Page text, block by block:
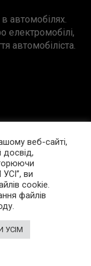
автомобілях.
електромобілі,
автомобіліста.
веб-сайті,
ви
cookie.
файлів
УСІМ